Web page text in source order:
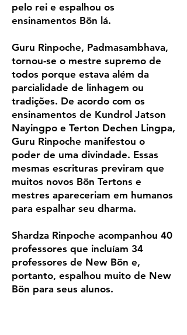
pelo rei e espalhou os
ensinamentos Bön lá.
Guru Rinpoche, Padmasambhava,
tornou-se o mestre supremo de
todos porque estava além da
parcialidade de linhagem ou
tradições. De acordo com os
ensinamentos de Kundrol Jatson
Nayingpo e Terton Dechen Lingpa,
Guru Rinpoche manifestou o
poder de uma divindade. Essas
mesmas escrituras previram que
muitos novos Bön Tertons e
mestres apareceriam em humanos
para espalhar seu dharma.
Shardza Rinpoche acompanhou 40
professores que incluíam 34
professores de New Bön e,
portanto, espalhou muito de New
Bön para seus alunos.